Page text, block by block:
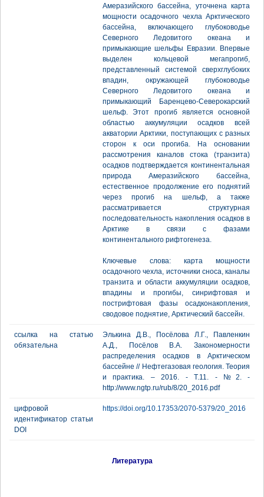
Амеразийского бассейна, уточнена карта
мощности осадочного чехла Арктического
бассейна, включающего глубоководье
Северного Ледовитого океана и
примыкающие шельфы Евразии. Впервые
выделен кольцевой мегапрогиб,
представленный системой сверхглубоких
впадин, окружающей глубоководье
Северного Ледовитого океана и
примыкающий Баренцево-Северокарский
шельф. Этот прогиб является основной
областью аккумуляции осадков всей
акватории Арктики, поступающих с разных
сторон к оси прогиба. На основании
рассмотрения каналов стока (транзита)
осадков подтверждается континентальная
природа Амеразийского бассейна,
естественное продолжение его поднятий
через прогиб на шельф, а также
рассматривается структурная
последовательность накопления осадков в
Арктике в связи с фазами
континентального рифтогенеза.
Ключевые слова: карта мощности
осадочного чехла, источники сноса, каналы
транзита и области аккумуляции осадков,
впадины и прогибы, синрифтовая и
пострифтовая фазы осадконакопления,
сводовое поднятие, Арктический бассейн.
ссылка на статью
обязательна
Элькина Д.В., Посёлова Л.Г., Павленкин
А.Д., Посёлов В.А. Закономерности
распределения осадков в Арктическом
бассейне // Нефтегазовая геология. Теория
и практика. – 2016. - Т.11. - №2. -
http://www.ngtp.ru/rub/8/20_2016.pdf
цифровой
идентификатор статьи
DOI
https://doi.org/10.17353/2070-5379/20_2016
Литература